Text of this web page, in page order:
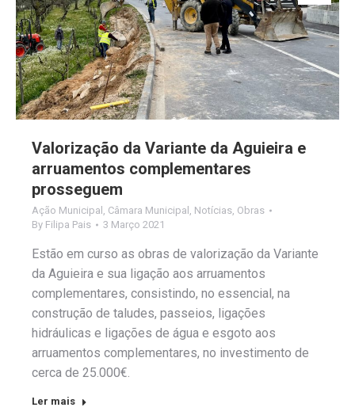
Valorização da Variante da Aguieira e
arruamentos complementares
prosseguem
Ação Municipal , Câmara Municipal , Notícias, Obras
By Filipa Pais 3 Março 2021
Estão em curso as obras de valorização da Variante
da Aguieira e sua ligação aos arruamentos
complementares, consistindo, no essencial, na
construção de taludes, passeios, ligações
hidráulicas e ligações de água e esgoto aos
arruamentos complementares, no investimento de
cerca de 25.000€.
Ler mais